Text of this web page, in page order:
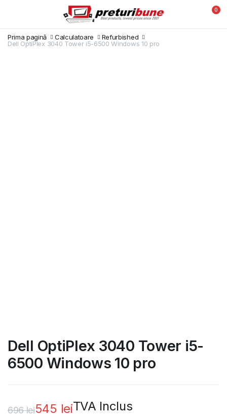
0
Prima pagină Calculatoare
Refurbished
Dell OptiPlex 3040 Tower i5-6500 Windows 10 pro
Dell OptiPlex 3040 Tower i5-
6500 Windows 10 pro
696lei545 leiTVA Inclus